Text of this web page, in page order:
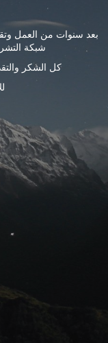
بعد سنوات من العمل
شبكة
كل الشكر